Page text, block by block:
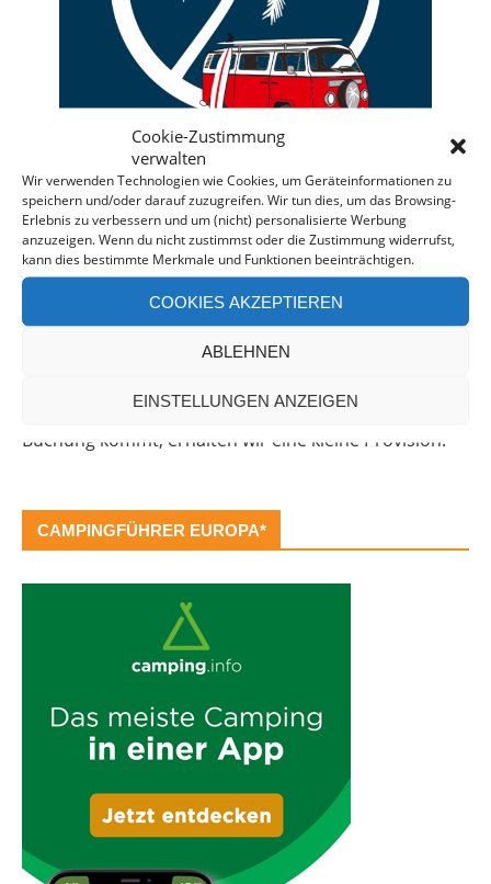
Cookie-Zustimmung
verwalten
Wir verwenden Technologien wie Cookies, um Geräteinformationen zu
speichern und/oder darauf zuzugreifen. Wir tun dies, um das Browsing-
Erlebnis zu verbessern und um (nicht) personalisierte Werbung
anzuzeigen. Wenn du nicht zustimmst oder die Zustimmung widerrufst,
kann dies bestimmte Merkmale und Funktionen beeinträchtigen.
COOKIES AKZEPTIEREN
ABLEHNEN
EINSTELLUNGEN ANZEIGEN
Deine individuelle Beratung bei der Campermiete
in Deutschland und Europa.
Bei einer Anfrage über diesen Banner erhältst Du
Rabatt!*
unverbindlich und kostenlos. Falls es zu einer
Buchung kommt, erhalten wir eine kleine Provision.
CAMPINGFÜHRER EUROPA*